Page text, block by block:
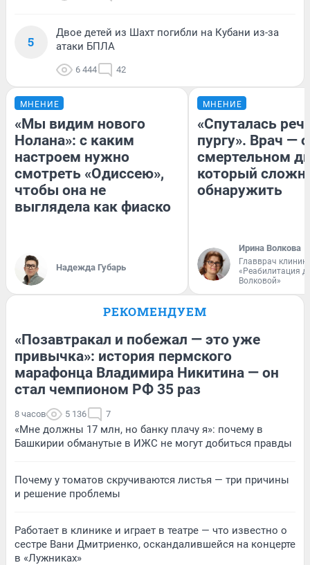
5
Двое детей из Шахт погибли на Кубани из-за
атаки БПЛА
6 444 42
МНЕНИЕ
«Мы видим нового
Нолана»: с каким
настроем нужно
смотреть «Одиссею»,
чтобы она не
выглядела как фиаско
Надежда Губарь
МНЕНИЕ
«Спуталась
пургу». Врач — о
смертельном
который
обнаружить
Ирина Волкова
Главврач
«Реабилитация
Волковой»
РЕКОМЕНДУЕМ
«Позавтракал и побежал — это уже
привычка»: история пермского
марафонца Владимира Никитина — он
стал чемпионом РФ 35 раз
8 часов 5 136 7
«Мне должны 17 млн, но банку плачу я»: почему в
Башкирии обманутые в ИЖС не могут добиться правды
Почему у томатов скручиваются листья — три причины
и решение проблемы
Работает в клинике и играет в театре — что известно о
сестре Вани Дмитриенко, оскандалившейся на концерте
в «Лужниках»